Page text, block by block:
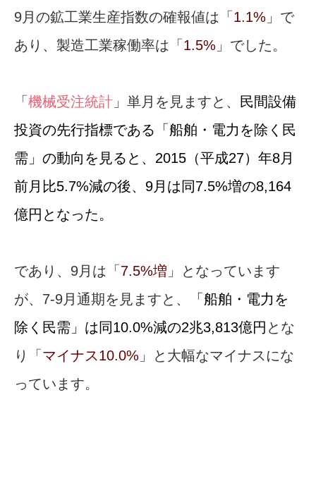
9月の鉱工業生産指数の確報値は「 1.1% 」で
あり、製造工業稼働率は「 1.5% 」でした。
「 機械受注統計 」単月を見ますと、
民間設備
投資の先行指標である「船舶・電力を除く民
需」の動向を見ると、2015（平成27）年8月
前月比5.7%減の後、9月は同7.5%増の8,164
億円となった。
であり、9月は「 7.5%増 」となっています
が、7-9月通期を見ますと、
「船舶・電力を
除く民需」は同10.0%減の2兆3,813億円 とな
り「 マイナス10.0% 」と大幅なマイナスにな
っています。